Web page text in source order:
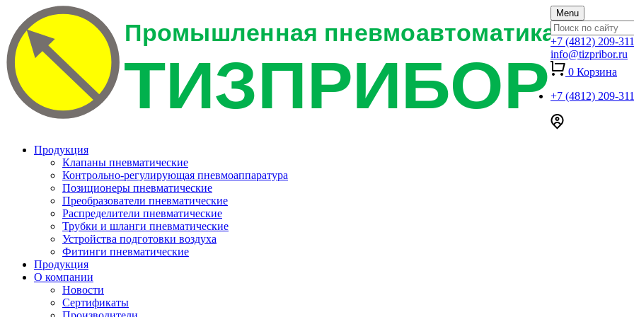
Menu
+7 (4812) 209-311
info@tizpribor.ru
0 Корзина
+7 (4812) 209-311
Продукция
Клапаны пневматические
Контрольно-регулирующая пневмоаппаратура
Позиционеры пневматические
Преобразователи пневматические
Распределители пневматические
Трубки и шланги пневматические
Устройства подготовки воздуха
Фитинги пневматические
Продукция
О компании
Новости
Сертификаты